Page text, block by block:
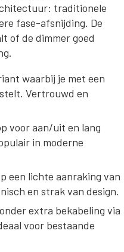
traditionele
fase-afsnijding. De
of de dimmer goed
waarbij je met een
Vertrouwd en
voor aan/uit en lang
in moderne
een lichte aanraking van
en strak van design.
extra bekabeling via
voor bestaande